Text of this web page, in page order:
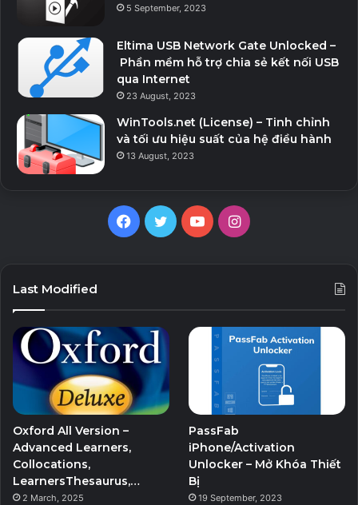
5 September, 2023
Eltima USB Network Gate Unlocked –
Phần mềm hỗ trợ chia sẻ kết nối USB
qua Internet
23 August, 2023
WinTools.net (License) – Tinh chỉnh
và tối ưu hiệu suất của hệ điều hành
13 August, 2023
Facebook
TwitterYouTubeInstagram
Last Modified
Oxford All Version –
Advanced Learners,
Collocations,
LearnersThesaurus,…
2 March, 2025
PassFab
iPhone/Activation
Unlocker – Mở Khóa Thiết
Bị
19 September, 2023